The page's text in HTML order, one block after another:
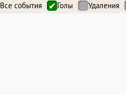
Все события Голы Удаления